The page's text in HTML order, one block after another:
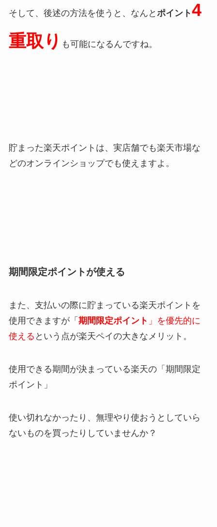
そして、後述の方法を使うと、なんと ポイント4
重取り も可能になるんですね。
貯まった楽天ポイントは、実店舗でも楽天市場な
どのオンラインショップでも使えますよ。
期間限定ポイントが使える
また、支払いの際に貯まっている楽天ポイントを
使用できますが「 期間限定ポイント 」を優先的に
使える という点が楽天ペイの大きなメリット。
使用できる期間が決まっている楽天の「期間限定
ポイント」
使い切れなかったり、無理やり使おうとしていら
ないものを買ったりしていませんか？